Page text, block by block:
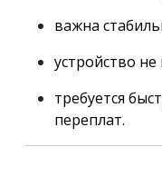
важна
устройство
требуется
переплат.